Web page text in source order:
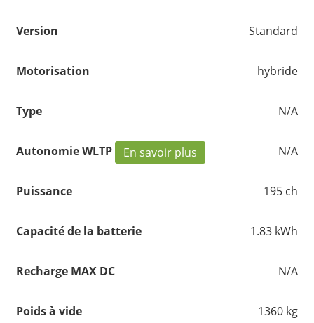
Version Standard
Motorisation hybride
Type N/A
Autonomie WLTP En savoir plus N/A
Puissance 195 ch
Capacité de la batterie 1.83 kWh
Recharge MAX DC N/A
Poids à vide 1360 kg